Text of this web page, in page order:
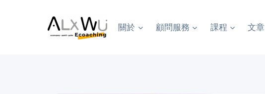
關於 顧問服務 課程 文章